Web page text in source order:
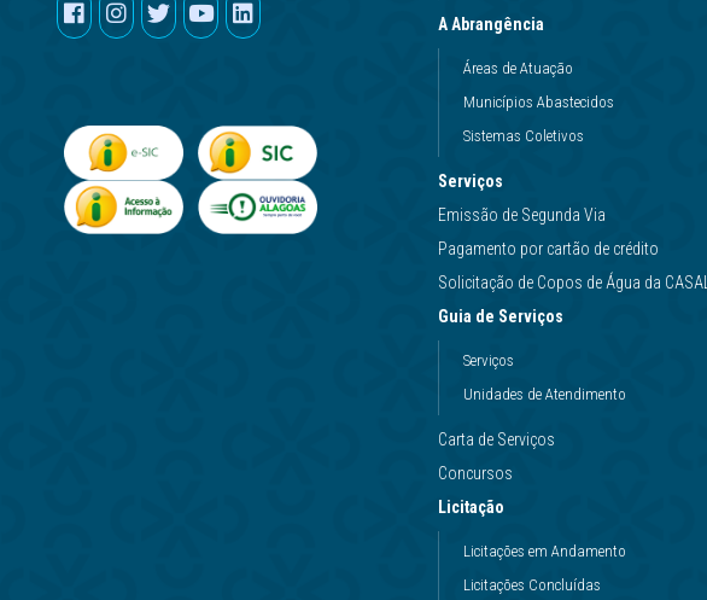
A Abrangência
Áreas de Atuação
Municípios Abastecidos
Sistemas Coletivos
Serviços
Emissão de Segunda Via
Pagamento por cartão de crédito
Solicitação de Copos de Água da CASAL
Guia de Serviços
Serviços
Unidades de Atendimento
Carta de Serviços
Concursos
Licitação
Licitações em Andamento
Licitações Concluídas